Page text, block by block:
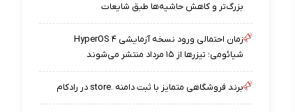
بزرگ‌تر و کاهش حاشیه‌ها طبق شایعات
زمان احتمالی ورود نسخه آزمایشی HyperOS ۴
شیائومی؛ تیزرها از ۱۵ مرداد منتشر می‌شوند
برند فروشگاهی متمایز با ثبت دامنه .store در رادکام